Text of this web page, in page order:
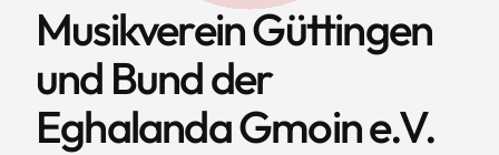
Events
Milchwerk
Musikverein Güttingen
und Bund der
Eghalanda Gmoin e.V.